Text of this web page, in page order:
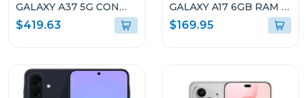
GALAXY A37 5G CON
8GB RAM Y 256GB
ALMACENAMIENTO
$419.63
GALAXY A17 6GB RAM Y
128GB
ALMACENAMIENTO
$169.95